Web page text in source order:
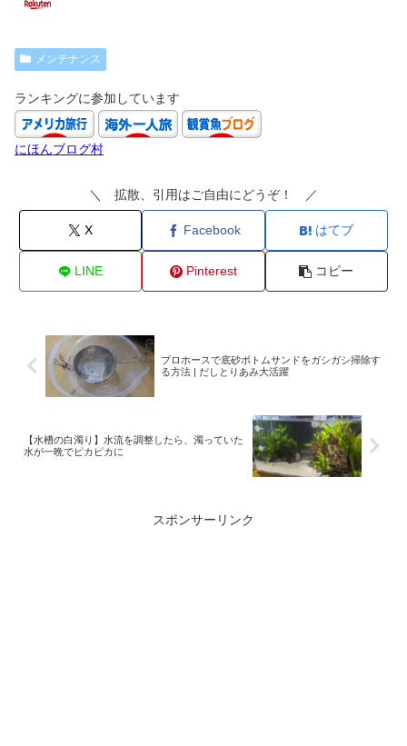
メンテナンス
ランキングに参加しています
にほんブログ村
＼ 拡散、引用はご自由にどうぞ！ ／
X Facebook はてブ
LINE Pinterest コピー
プロホースで底砂ボトムサンドをガシガシ掃除す
る方法 | だしとりあみ大活躍
【水槽の白濁り】水流を調整したら、濁っていた
水が一晩でピカピカに
スポンサーリンク